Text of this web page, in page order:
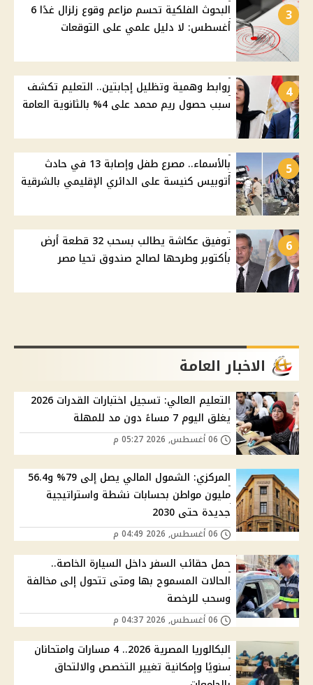
3
البحوث الفلكية تحسم مزاعم وقوع زلزال غدًا 6
أغسطس: لا دليل علمي على التوقعات
4
روابط وهمية وتظليل إجابتين.. التعليم تكشف
سبب حصول ريم محمد على 4% بالثانوية العامة
5
بالأسماء.. مصرع طفل وإصابة 13 في حادث
أتوبيس كنيسة على الدائري الإقليمي بالشرقية
6
توفيق عكاشة يطالب بسحب 32 قطعة أرض
بأكتوبر وطرحها لصالح صندوق تحيا مصر
الاخبار العامة
التعليم العالي: تسجيل اختبارات القدرات 2026
يغلق اليوم 7 مساءً دون مد للمهلة
المركزي: الشمول المالي يصل إلى 79% و56.4
مليون مواطن بحسابات نشطة واستراتيجية
جديدة حتى 2030
حمل حقائب السفر داخل السيارة الخاصة..
الحالات المسموح بها ومتى تتحول إلى مخالفة
وسحب للرخصة
البكالوريا المصرية 2026.. 4 مسارات وامتحانان
سنويًا وإمكانية تغيير التخصص والالتحاق